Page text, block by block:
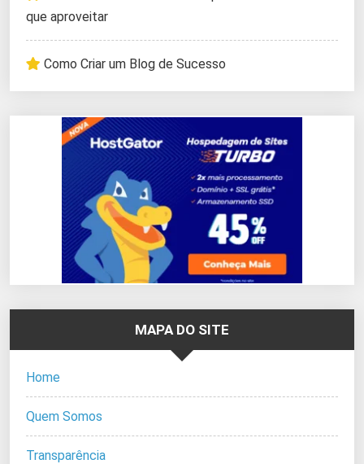
que aproveitar
Como Criar um Blog de Sucesso
MAPA DO SITE
Home
Quem Somos
Transparência